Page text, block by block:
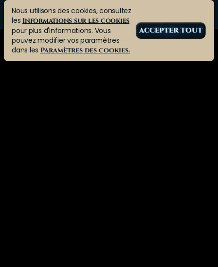
Nous utilisons des cookies, consultez
les Informations sur les cookies
pour plus d'informations. Vous
pouvez modifier vos paramètres
dans les Paramètres des cookies.
ACCEPTER TOUT